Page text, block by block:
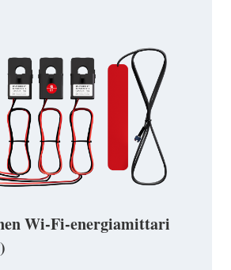
Wi-Fi-energiamittari